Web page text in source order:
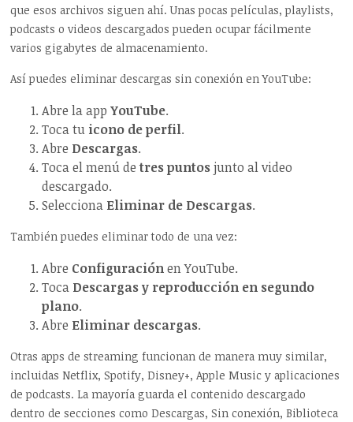
que esos archivos siguen ahí. Unas pocas películas, playlists,
podcasts o videos descargados pueden ocupar fácilmente
varios gigabytes de almacenamiento.
Así puedes eliminar descargas sin conexión en YouTube:
Abre la appYouTube.
Toca tu icono de perfil.
Abre Descargas.
Toca el menú detres puntosjunto al video
descargado.
Selecciona Eliminar de Descargas.
También puedes eliminar todo de una vez:
Abre Configuraciónen YouTube.
Toca Descargas y reproducción en segundo
plano.
Abre Eliminar descargas.
Otras apps de streaming funcionan de manera muy similar,
incluidas Netflix, Spotify, Disney+, Apple Music y aplicaciones
de podcasts. La mayoría guarda el contenido descargado
dentro de secciones como Descargas, Sin conexión, Biblioteca